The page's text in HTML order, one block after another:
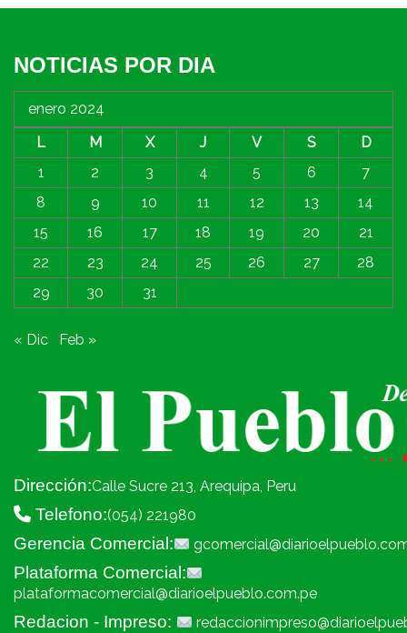
NOTICIAS POR DIA
enero 2024
L
M X J V S
D
1
2 3 4 5 6
7
8
9 10 11 12 13
14
15
16 17 18 19 20
21
22
23 24 25 26 27
28
29
30 31
« Dic Feb »
Dirección:Calle Sucre 213, Arequipa, Peru
Telefono:(054) 221980
Gerencia Comercial:
Plataforma Comercial:
plataformacomercial@diarioelpueblo.com.pe
Redacion - Impreso: